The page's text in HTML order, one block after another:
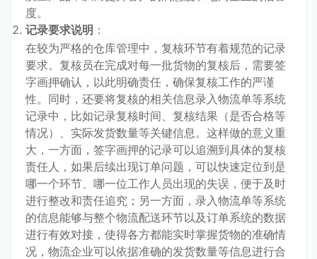
度。
记录要求说明 ：
在较为严格的仓库管理中，复核环节有着规范的记录
要求。复核员在完成对每一批货物的复核后，需要签
字画押确认，以此明确责任，确保复核工作的严谨
性。同时，还要将复核的相关信息录入物流单等系统
记录中，比如记录复核时间、复核结果（是否合格等
情况）、实际发货数量等关键信息。这样做的意义重
大，一方面，签字画押的记录可以追溯到具体的复核
责任人，如果后续出现订单问题，可以快速定位到是
哪一个环节、哪一位工作人员出现的失误，便于及时
进行整改和责任追究；另一方面，录入物流单等系统
的信息能够与整个物流配送环节以及订单系统的数据
进行有效对接，使得各方都能实时掌握货物的准确情
况，物流企业可以依据准确的发货数量等信息进行合